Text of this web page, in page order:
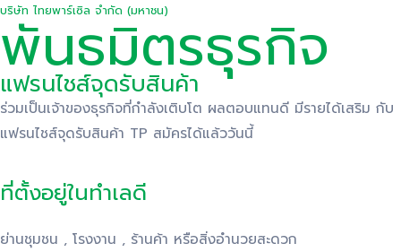
บริษัท ไทยพาร์เซิล จำกัด (มหาชน)
พันธมิตรธุรกิจ
แฟรนไชส์จุดรับสินค้า
ร่วมเป็นเจ้าของธุรกิจที่กำลังเติบโต ผลตอบแทนดี มีรายได้เสริม กับ
แฟรนไชส์จุดรับสินค้า TP สมัครได้แล้ววันนี้
ที่ตั้งอยู่ในทำเลดี
ย่านชุมชน , โรงงาน , ร้านค้า หรือสิ่งอำนวยสะดวก